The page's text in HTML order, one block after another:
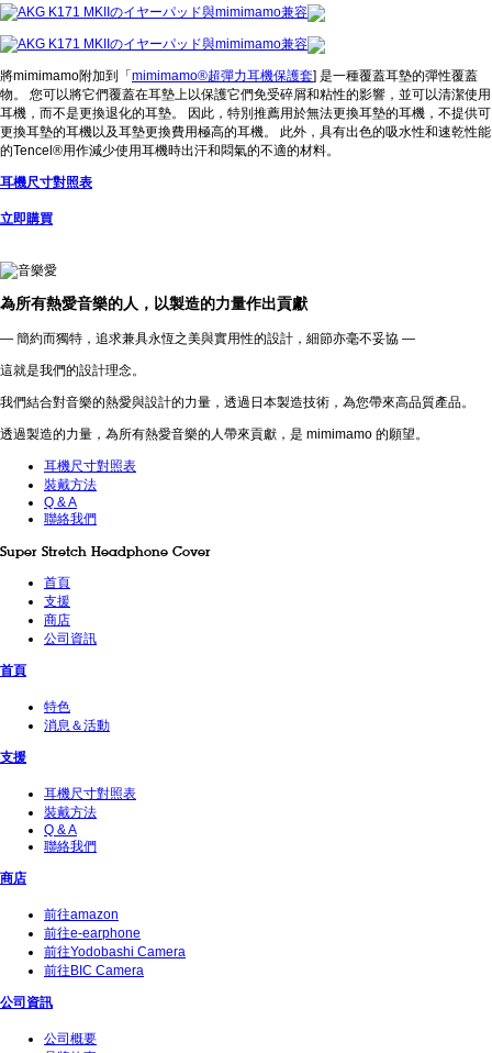
將mimimamo附加到「 mimimamo®超彈力耳機保護套] 是一種覆蓋耳墊的彈性覆蓋
物。 您可以將它們覆蓋在耳墊上以保護它們免受碎屑和粘性的影響，並可以清潔使用
耳機，而不是更換退化的耳墊。 因此，特別推薦用於無法更換耳墊的耳機，不提供可
更換耳墊的耳機以及耳墊更換費用極高的耳機。 此外，具有出色的吸水性和速乾性能
的Tencel®用作減少使用耳機時出汗和悶氣的不適的材料。
耳機尺寸對照表
立即購買
為所有熱愛音樂的人，以製造的力量作出貢獻
— 簡約而獨特，追求兼具永恆之美與實用性的設計，細節亦毫不妥協 —
這就是我們的設計理念。
我們結合對音樂的熱愛與設計的力量，透過日本製造技術，為您帶來高品質產品。
透過製造的力量，為所有熱愛音樂的人帶來貢獻，是 mimimamo 的願望。
耳機尺寸對照表
裝戴方法
Q & A
聯絡我們
Super Stretch Headphone Cover
首頁
支援
商店
公司資訊
首頁
特色
消息＆活動
支援
耳機尺寸對照表
裝戴方法
Q & A
聯絡我們
商店
前往amazon
前往e-earphone
前往Yodobashi Camera
前往BIC Camera
公司資訊
公司概要